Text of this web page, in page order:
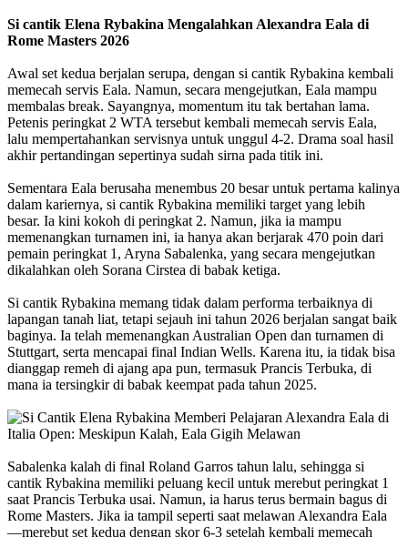
Si cantik Elena Rybakina Mengalahkan Alexandra Eala di
Rome Masters 2026
Awal set kedua berjalan serupa, dengan si cantik Rybakina kembali
memecah servis Eala. Namun, secara mengejutkan, Eala mampu
membalas break. Sayangnya, momentum itu tak bertahan lama.
Petenis peringkat 2 WTA tersebut kembali memecah servis Eala,
lalu mempertahankan servisnya untuk unggul 4-2. Drama soal hasil
akhir pertandingan sepertinya sudah sirna pada titik ini.
Sementara Eala berusaha menembus 20 besar untuk pertama kalinya
dalam kariernya, si cantik Rybakina memiliki target yang lebih
besar. Ia kini kokoh di peringkat 2. Namun, jika ia mampu
memenangkan turnamen ini, ia hanya akan berjarak 470 poin dari
pemain peringkat 1, Aryna Sabalenka, yang secara mengejutkan
dikalahkan oleh Sorana Cirstea di babak ketiga.
Si cantik Rybakina memang tidak dalam performa terbaiknya di
lapangan tanah liat, tetapi sejauh ini tahun 2026 berjalan sangat baik
baginya. Ia telah memenangkan Australian Open dan turnamen di
Stuttgart, serta mencapai final Indian Wells. Karena itu, ia tidak bisa
dianggap remeh di ajang apa pun, termasuk Prancis Terbuka, di
mana ia tersingkir di babak keempat pada tahun 2025.
Sabalenka kalah di final Roland Garros tahun lalu, sehingga si
cantik Rybakina memiliki peluang kecil untuk merebut peringkat 1
saat Prancis Terbuka usai. Namun, ia harus terus bermain bagus di
Rome Masters. Jika ia tampil seperti saat melawan Alexandra Eala
—merebut set kedua dengan skor 6-3 setelah kembali memecah